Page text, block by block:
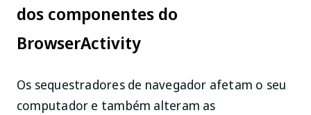
dos componentes do
BrowserActivity
Os sequestradores de navegador afetam o seu
computador e também alteram as